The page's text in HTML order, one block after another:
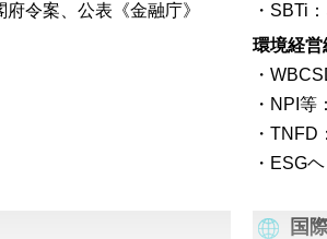
令案、公表《金融庁》
SBTi
環境経営
NPI等
TNFD
ESG
国